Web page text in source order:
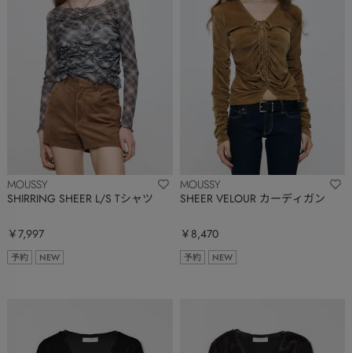
MOUSSY
SHIRRING SHEER L/S Tシャツ
￥7,997
予約 NEW
MOUSSY
SHEER VELOUR カーディガン
￥8,470
予約 NEW